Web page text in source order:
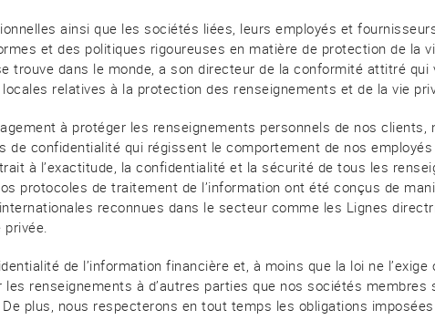
ainsi que les sociétés liées, leurs employés et
et des politiques rigoureuses en matière de protection de la
trouve dans le monde, a son directeur de la conformité attitré qui
relatives à la protection des renseignements et de la vie
à protéger les renseignements personnels de nos clients,
de confidentialité qui régissent le comportement de nos
à l’exactitude, la confidentialité et la sécurité de tous les
protocoles de traitement de l’information ont été conçus de
reconnues dans le secteur comme les Lignes
privée.
de l’information financière et, à moins que la loi ne l’exige
les renseignements à d’autres parties que nos sociétés membres
plus, nous respecterons en tout temps les obligations